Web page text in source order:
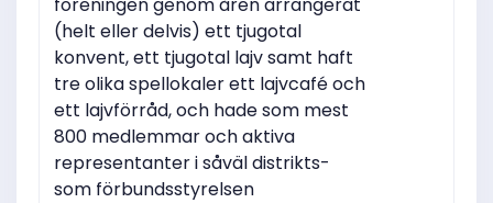
(helt eller delvis) ett tjugotal
konvent, ett tjugotal lajv samt haft
tre olika spellokaler ett lajvcafé och
ett lajvförråd, och hade som mest
800 medlemmar och aktiva
representanter i såväl distrikts-
som förbundsstyrelsen